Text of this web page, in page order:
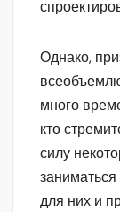
Однако,
много
кто
силу
для них и